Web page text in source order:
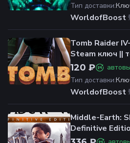
Тип доставки:
WorldofBoost
Tomb Raider
Steam ключ ||
120 ₽
Тип доставки:
WorldofBoost
Middle-Earth:
Definitive
+ Весь мир